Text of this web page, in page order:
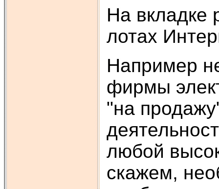
На вкладке
лотах
Например
фирмы
"на
любой
скажем,